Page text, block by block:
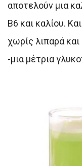
αποτελούν μια
Β6 και καλίου.
χωρίς λιπαρά
-μια μέτρια